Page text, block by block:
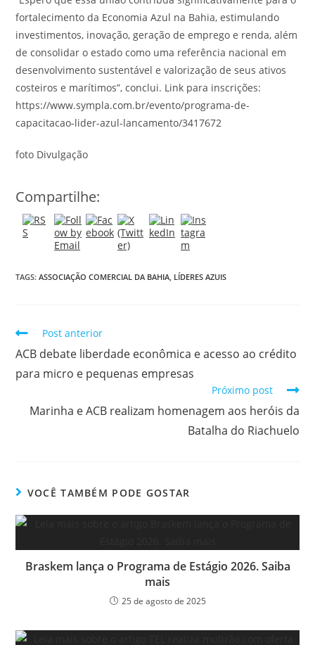
fortalecimento da Economia Azul na Bahia, estimulando
investimentos, inovação, geração de emprego e renda, além
de consolidar o estado como uma referência nacional em
desenvolvimento sustentável e valorização de seus ativos
costeiros e marítimos”, conclui. Link para inscrições:
https://www.sympla.com.br/evento/programa-de-
capacitacao-lider-azul-lancamento/3417672
foto Divulgação
Compartilhe:
TAGS:ASSOCIAÇÃO COMERCIAL DA BAHIA, LÍDERES AZUIS
Post anterior
ACB debate liberdade econômica e acesso ao crédito
para micro e pequenas empresas
Próximo post
Marinha e ACB realizam homenagem aos heróis da
Batalha do Riachuelo
VOCÊ TAMBÉM PODE GOSTAR
Braskem lança o Programa de Estágio 2026. Saiba
mais
25 de agosto de 2025